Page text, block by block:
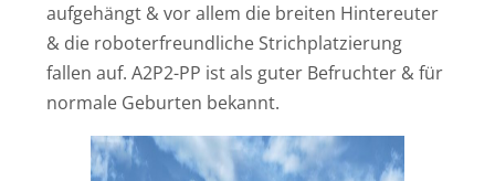
aufgehängt & vor allem die breiten Hintereuter
& die roboterfreundliche Strichplatzierung
fallen auf. A2P2-PP ist als guter Befruchter & für
normale Geburten bekannt.